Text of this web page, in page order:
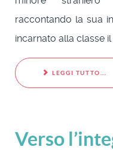
raccontando la sua
incarnato alla classe
LEGGI TUTTO...
Verso